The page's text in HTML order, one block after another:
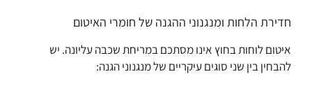
חדירת הלחות ומנגנוני ההגנה של חומרי האיטום
איטום לוחות בחוץ אינו מסתכם במריחת שכבה עליונה. יש
להבחין בין שני סוגים עיקריים של מנגנוני הגנה: